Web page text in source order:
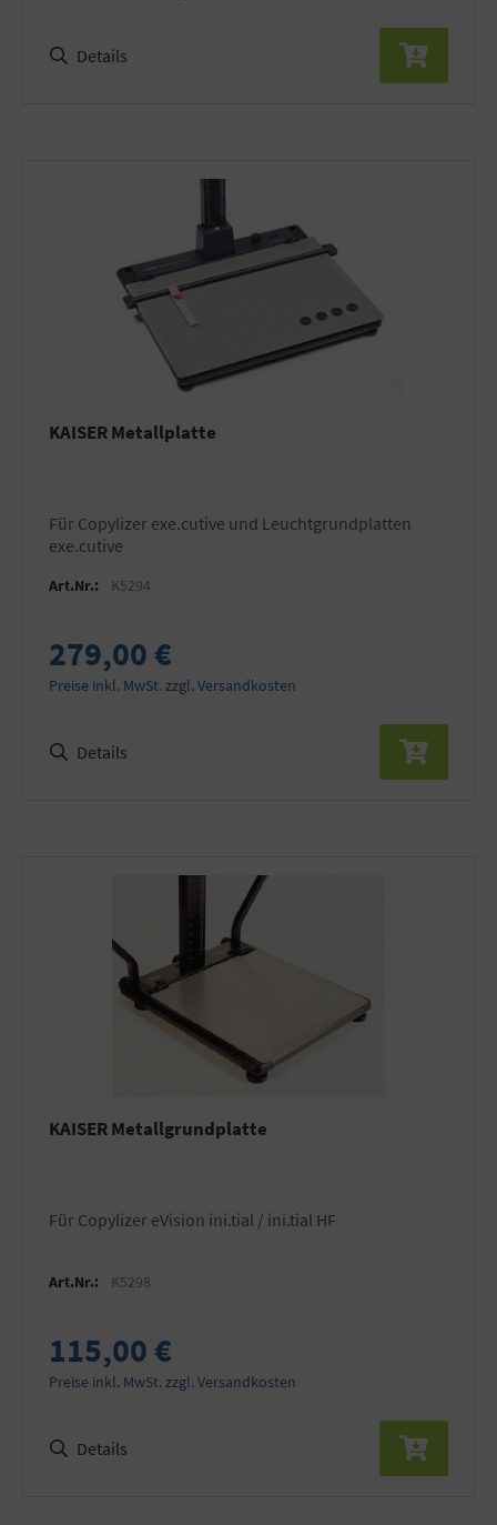
Details
KAISER Metallplatte
für Copylizer exe.cutive und Leuchtgrundplatten
exe.cutive
Art.Nr.: K5294
279,00 €
Preise inkl. MwSt. zzgl. Versandkosten
Details
KAISER Metallgrundplatte
für Copylizer eVision ini.tial / ini.tial HF
Art.Nr.: K5298
115,00 €
Preise inkl. MwSt. zzgl. Versandkosten
Details